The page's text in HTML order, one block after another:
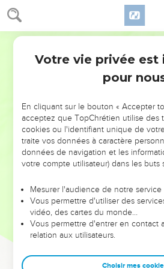
NE MANQUEZ PAS
DE
ET SI LEURS ERREURS
VOTRES ?
leur foi ou leur vision. Mais on voit
et les saisons difficiles qu'ils ont
sont elles qui les ont
Dans cette conférence, leaders,
clés pour avancer avec plus de
Votre vie privée
pour
En cliquant sur le bouton « Accepter
acceptez que TopChrétien utilise des
cookies ou l'identifiant unique de
traite vos données à caractère
données de navigation et les
votre compte utilisateur) dans les buts
Mesurer l'audience de notre service
Vous permettre d'utiliser des
vidéo, des cartes du monde…
Vous permettre d'entrer en contact
relation aux utilisateurs.
Choisir mes